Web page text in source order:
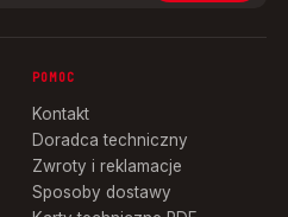
POMOC
Kontakt
Doradca techniczny
Zwroty i reklamacje
Sposoby dostawy